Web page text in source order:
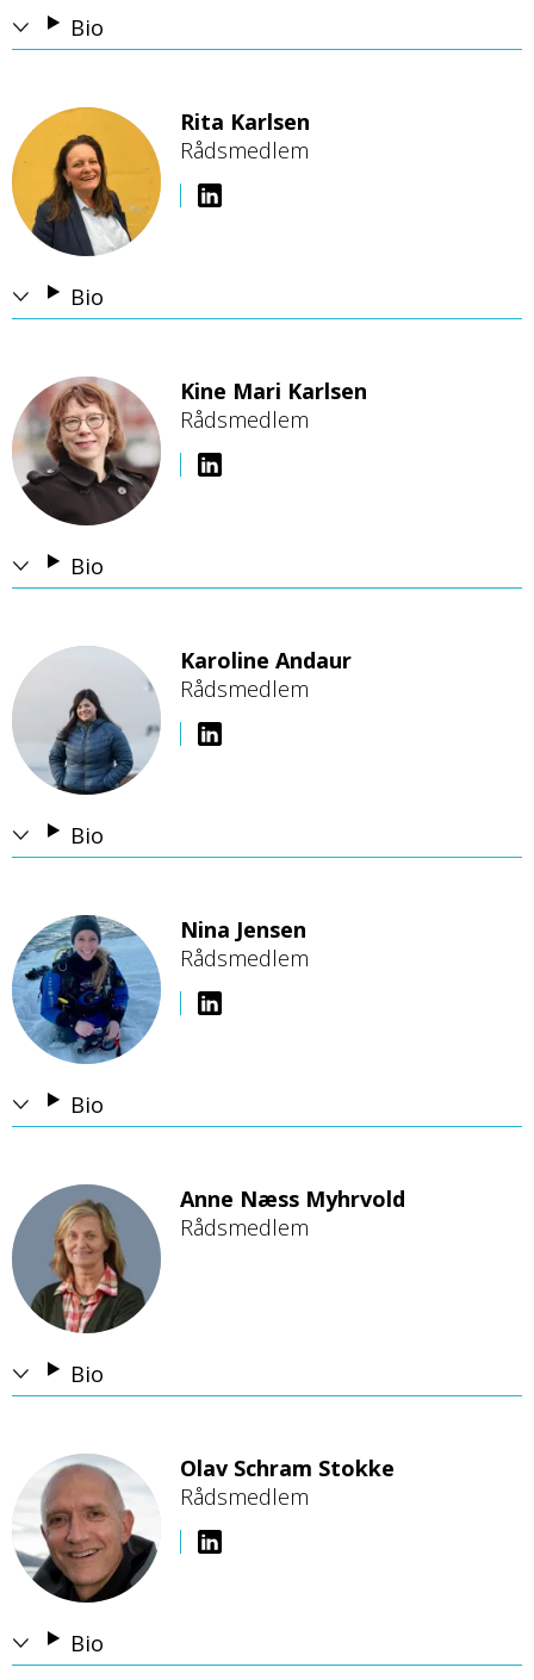
Bio
B
i
l
d
Rita Karlsen
Rådsmedlem
Bio
B
i
l
d
Kine Mari Karlsen
Rådsmedlem
Bio
B
i
l
d
Karoline Andaur
Rådsmedlem
Bio
B
i
l
d
Nina Jensen
Rådsmedlem
Bio
B
i
l
d
Anne Næss Myhrvold
Rådsmedlem
Bio
B
i
l
d
Olav Schram Stokke
Rådsmedlem
Bio